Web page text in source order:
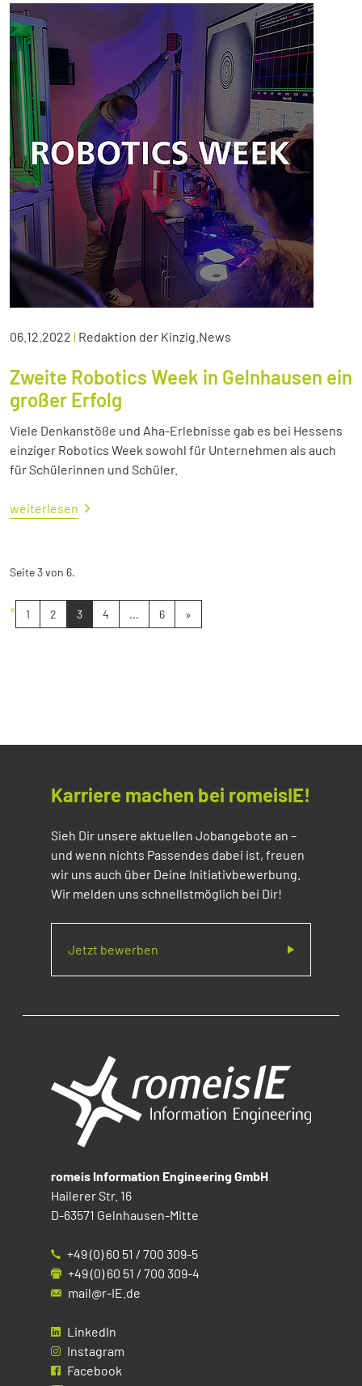
06.12.2022 | Redaktion der Kinzig.News
Zweite Robotics Week in Gelnhausen ein
großer Erfolg
Viele Denkanstöße und Aha-Erlebnisse gab es bei Hessens
einziger Robotics Week sowohl für Unternehmen als auch
für Schülerinnen und Schüler.
weiterlesen
Seite 3 von 6.
« 1 2 3 4 ... 6 »
Karriere machen bei romeisIE!
Sieh Dir unsere aktuellen Jobangebote an –
und wenn nichts Passendes dabei ist, freuen
wir uns auch über Deine Initiativbewerbung.
Wir melden uns schnellstmöglich bei Dir!
Jetzt bewerben
romeis Information Engineering GmbH
Hailerer Str. 16
D-63571 Gelnhausen-Mitte
+49 (0) 60 51 / 700 309-5
+49 (0) 60 51 / 700 309-4
mail@r-IE.de
LinkedIn
Instagram
Facebook